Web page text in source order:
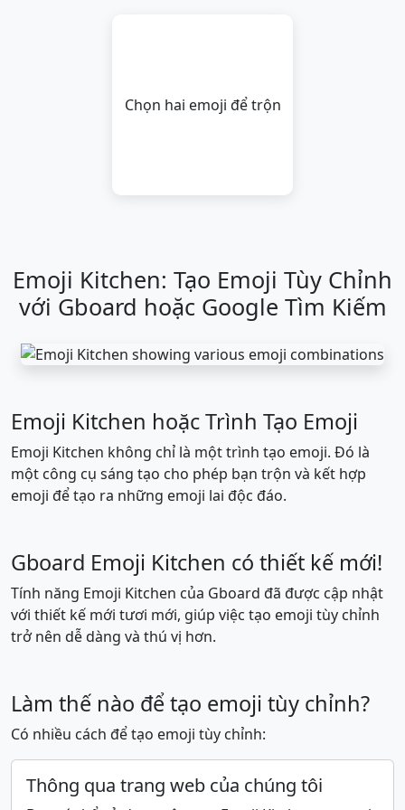
🤧 🥵 🥶
😯
😲 😳 🥺 😦
😧
😨
😰 😥 😢 😭
😱
😖
😣 😞 😓 😩
😫
🥱
😤 😡 😠 🤬
😈
👺
👻 👽 👾 🤖
😺
😸
😹 😻
😿
😾 👋 🤚 🖐️
✋
🖖
👌 🤌 🤏 ✌️ 🤞
Chọn hai emoji để trộn
Emoji Kitchen: Tạo Emoji Tùy Chỉnh
với Gboard hoặc Google Tìm Kiếm
Emoji Kitchen hoặc Trình Tạo Emoji
Emoji Kitchen không chỉ là một trình tạo emoji. Đó là
một công cụ sáng tạo cho phép bạn trộn và kết hợp
emoji để tạo ra những emoji lai độc đáo.
Gboard Emoji Kitchen có thiết kế mới!
Tính năng Emoji Kitchen của Gboard đã được cập nhật
với thiết kế mới tươi mới, giúp việc tạo emoji tùy chỉnh
trở nên dễ dàng và thú vị hơn.
Làm thế nào để tạo emoji tùy chỉnh?
Có nhiều cách để tạo emoji tùy chỉnh:
Thông qua trang web của chúng tôi